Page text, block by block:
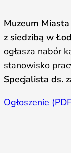
Muzeum
z siedzibą w
ogłasza nabór
stanowisko
Specjalista ds.
Ogłoszenie